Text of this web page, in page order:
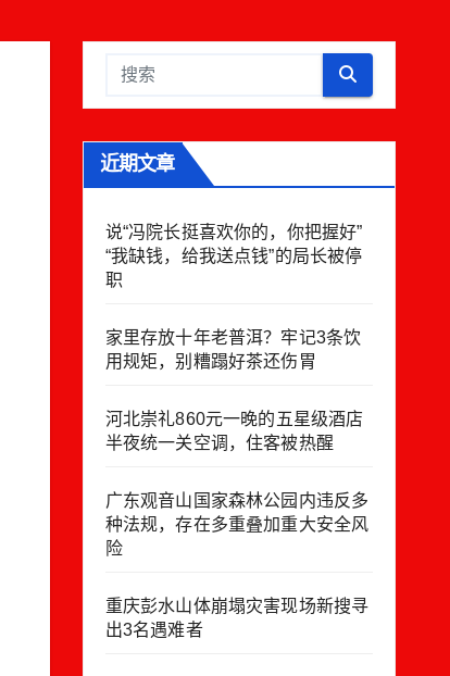
近期文章
说“冯院长挺喜欢你的，你把握好”
“我缺钱，给我送点钱”的局长被停
职
家里存放十年老普洱？牢记3条饮
用规矩，别糟蹋好茶还伤胃
河北崇礼860元一晚的五星级酒店
半夜统一关空调，住客被热醒
广东观音山国家森林公园内违反多
种法规，存在多重叠加重大安全风
险
重庆彭水山体崩塌灾害现场新搜寻
出3名遇难者